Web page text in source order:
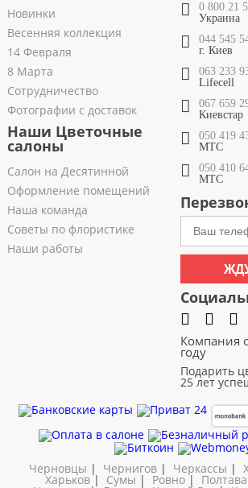
Новинки
Весенняя коллекция
14 Февраля
8 Марта
Сотрудничество
Фотографии с доставок
Наши Цветочные
салоны
Салон на Десятинной
Оформление помещений
Наша команда
Советы по флористике
Наши работы
0 800 21
Украина
044 545
г. Киев
063 233
Lifecell
067 659
Киевстар
050 419
МТС
050 410
МТС
Компания
году
Подарить
25 лет
Черновцы | Чернигов | Черкассы |
Харьков| Сумы | Ровно | Полтава